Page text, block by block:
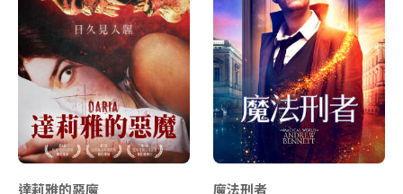
達莉雅的惡魔 魔法刑者